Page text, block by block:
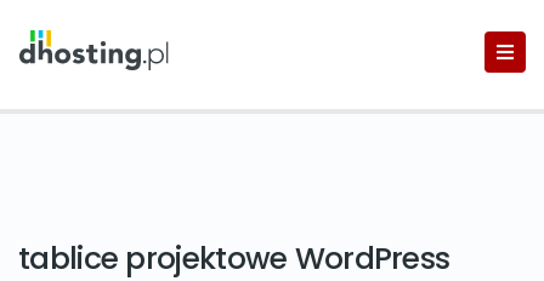
tablice projektowe WordPress